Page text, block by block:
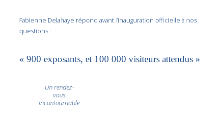
Fabienne Delahaye répond avant l’inauguration officielle à nos
questions :
« 900 exposants, et 100 000 visiteurs attendus »
Un rendez-
vous
incontournable